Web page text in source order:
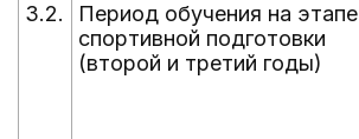
3.2.
Период обучения на этапе
спортивной подготовки
(второй и третий годы)